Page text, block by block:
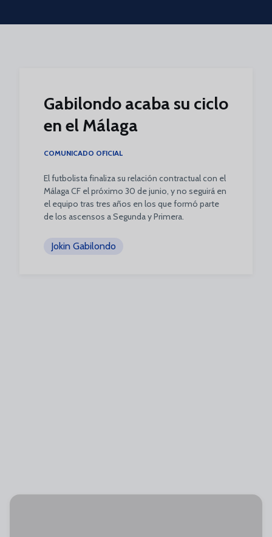
Skip to main content
Gabilondo acaba su ciclo
en el Málaga
COMUNICADO OFICIAL
El futbolista finaliza su relación contractual con el
Málaga CF el próximo 30 de junio, y no seguirá en
el equipo tras tres años en los que formó parte
de los ascensos a Segunda y Primera.
Jokin Gabilondo